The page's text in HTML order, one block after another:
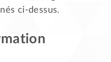
ci-dessus.